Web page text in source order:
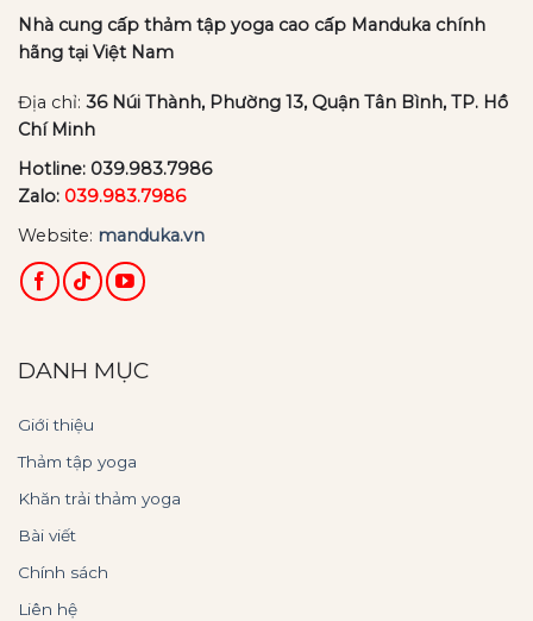
Nhà cung cấp thảm tập yoga cao cấp Manduka chính
hãng tại Việt Nam
Địa chỉ: 36 Núi Thành, Phường 13, Quận Tân Bình, TP. Hồ
Chí Minh
Hotline: 039.983.7986
Zalo: 039.983.7986
Website: manduka.vn
DANH MỤC
Giới thiệu
Thảm tập yoga
Khăn trải thảm yoga
Bài viết
Chính sách
Liên hệ